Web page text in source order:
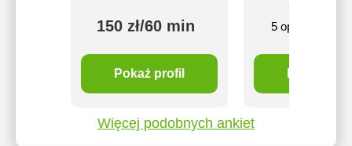
150 zł/60 min
Pokaż profil
5 opinie
Więcej podobnych ankiet